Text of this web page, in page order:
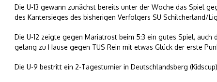
Die U-13 gewann zunächst bereits unter der Woche das Spiel
des Kantersieges des bisherigen Verfolgers SU Schilcherland/
Die U-12 zeigte gegen Mariatrost beim 5:3 ein gutes Spiel, auch
gelang zu Hause gegen TUS Rein mit etwas Glück der erste
Die U-9 bestritt ein 2-Tagesturnier in Deutschlandsberg